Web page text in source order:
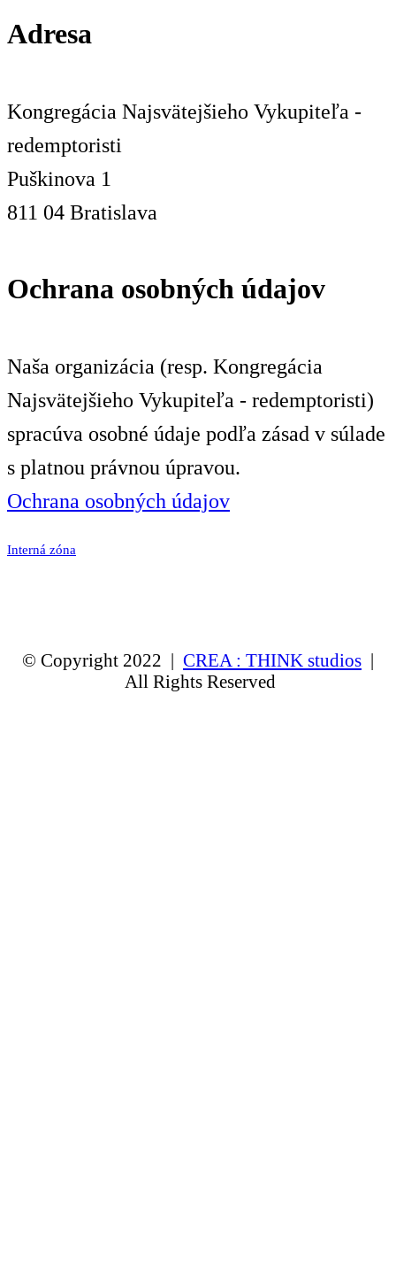
Adresa
Kongregácia Najsvätejšieho Vykupiteľa -
redemptoristi
Puškinova 1
811 04 Bratislava
Ochrana osobných údajov
Naša organizácia (resp. Kongregácia
Najsvätejšieho Vykupiteľa - redemptoristi)
spracúva osobné údaje podľa zásad v súlade
s platnou právnou úpravou.
Ochrana osobných údajov
Interná zóna
© Copyright 2022 | CREA : THINK studios |
All Rights Reserved